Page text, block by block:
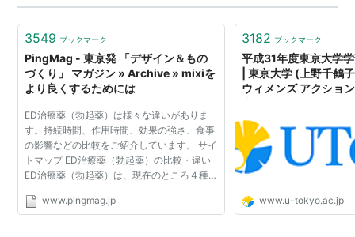
って、1回300円のものがいいなと思…
3549 ブックマーク
PingMag - 東京発 「デザイン＆もの
づくり」 マガジン » Archive » mixiを
より良くするためには
ED治療薬（勃起薬）は様々な違いがありま
す。持続時間、作用時間、効果の強さ、食事
の影響などの比較をご紹介しています。 サイ
トマップ ED治療薬（勃起薬）の比較・違い
ED治療薬（勃起薬）は、現在のところ４種類
販売されています。それぞれの特徴の違いを
比較します。EDに効果があるメカニズムはど
www.pingmag.jp
3182 ブックマーク
平成31年度東京大学
| 東京大学 (上野千鶴
ウィメンズ アクショ
www.u-tokyo.ac.jp